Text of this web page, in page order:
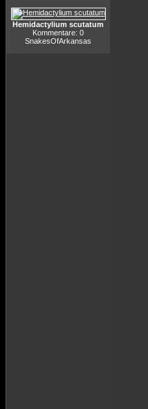
Hemidactylium scutatum
Kommentare: 0
SnakesOfArkansas